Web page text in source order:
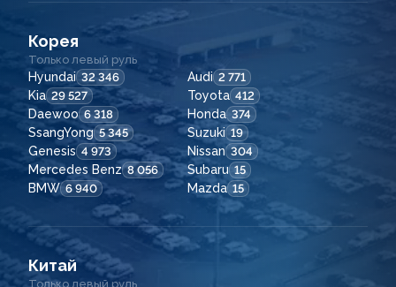
Корея
Только левый руль
Hyundai 32 346 Audi 2 771
Kia 29 527 Toyota 412
Daewoo 6 318 Honda 374
SsangYong 5 345 Suzuki 19
Genesis 4 973 Nissan 304
Mercedes Benz 8 056 Subaru 15
BMW 6 940 Mazda 15
Китай
Только левый руль